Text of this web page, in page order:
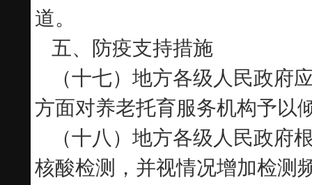
道。
五、防疫支持措施
（十七）地方各级人民政府
方面对养老托育服务机构予以
（十八）地方各级人民政府
核酸检测，并视情况增加检测